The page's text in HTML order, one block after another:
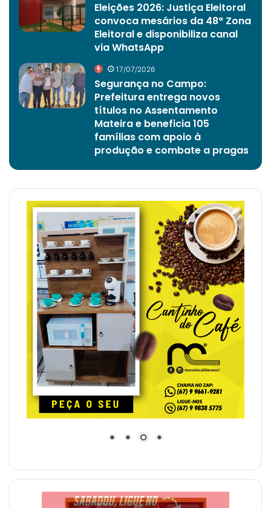
Eleições 2026: Justiça Eleitoral
convoca mesários da 48ª Zona
Eleitoral e disponibiliza canal
via WhatsApp
17/07/2026
Segurança no Campo:
Prefeitura entrega novos
títulos no Assentamento
Mateira e beneficia 105
famílias com apoio à
produção e combate a pragas